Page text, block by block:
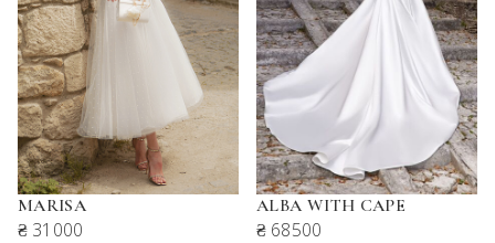
MARISA
₴ 31000
ALBA WITH CAPE
₴ 68500